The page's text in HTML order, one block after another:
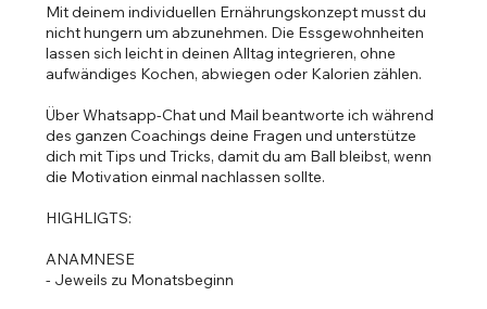
Mit deinem individuellen Ernährungskonzept musst du
nicht hungern um abzunehmen. Die Essgewohnheiten
lassen sich leicht in deinen Alltag integrieren, ohne
aufwändiges Kochen, abwiegen oder Kalorien zählen.
Über Whatsapp-Chat und Mail beantworte ich während
des ganzen Coachings deine Fragen und unterstütze
dich mit Tips und Tricks, damit du am Ball bleibst, wenn
die Motivation einmal nachlassen sollte.
HIGHLIGTS:
ANAMNESE
- Jeweils zu Monatsbeginn